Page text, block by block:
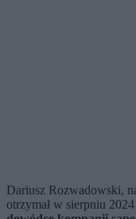
Dariusz Rozwadowski,
otrzymał w sierpniu